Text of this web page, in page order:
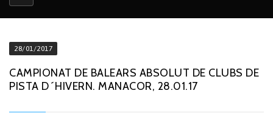
28/01/2017
CAMPIONAT DE BALEARS ABSOLUT DE CLUBS DE
PISTA D´HIVERN. MANACOR, 28.01.17